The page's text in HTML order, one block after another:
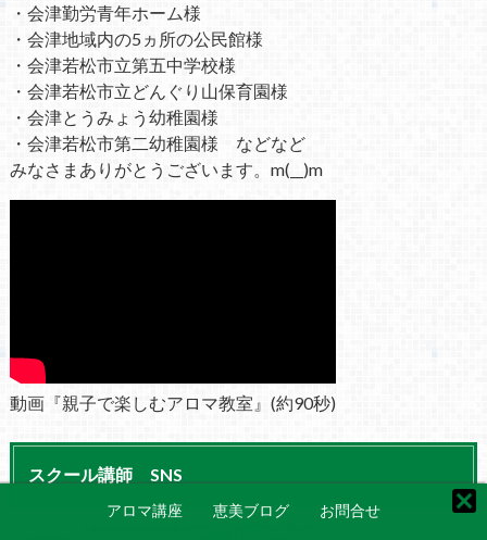
・会津勤労青年ホーム様
・会津地域内の5ヵ所の公民館様
・会津若松市立第五中学校様
・会津若松市立どんぐり山保育園様
・会津とうみょう幼稚園様
・会津若松市第二幼稚園様 などなど
みなさまありがとうございます。m(__)m
動画『親子で楽しむアロマ教室』(約90秒)
スクール講師 SNS
アロマ講座 恵美ブログ お問合せ